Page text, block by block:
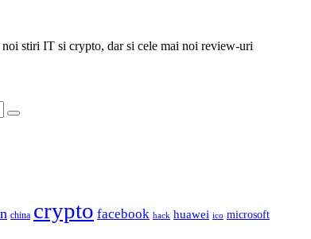
stiri IT si crypto, dar si cele mai noi review-uri
china crypto facebook hack huawei ico microsoft